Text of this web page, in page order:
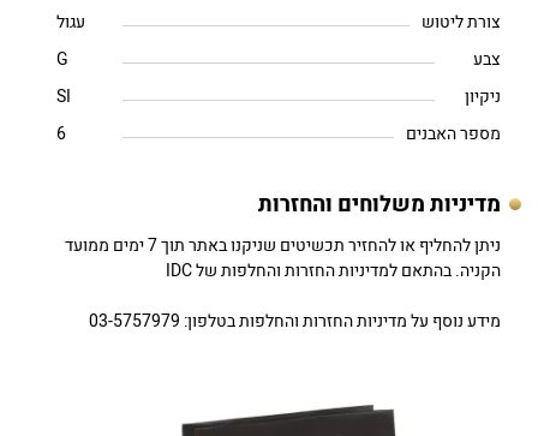
צורת ליטוש
עגול
צבע
G
ניקיון
SI
מספר האבנים
6
מדיניות משלוחים והחזרות
ניתן להחליף או להחזיר תכשיטים שניקנו באתר תוך 7 ימים ממועד
הקניה. בהתאם למדיניות החזרות והחלפות של IDC
מידע נוסף על מדיניות החזרות והחלפות בטלפון: 03-5757979